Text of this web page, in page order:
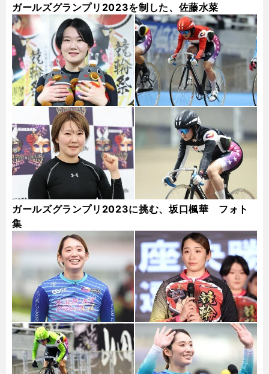
ガールズグランプリ2023を制した、佐藤水菜
ガールズグランプリ2023に挑む、坂口楓華 フォト
集